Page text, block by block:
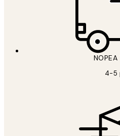
NOPEA
4-5